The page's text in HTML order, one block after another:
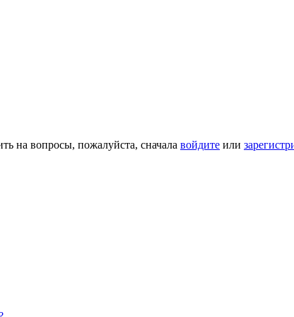
на вопросы, пожалуйста, сначала войдите или